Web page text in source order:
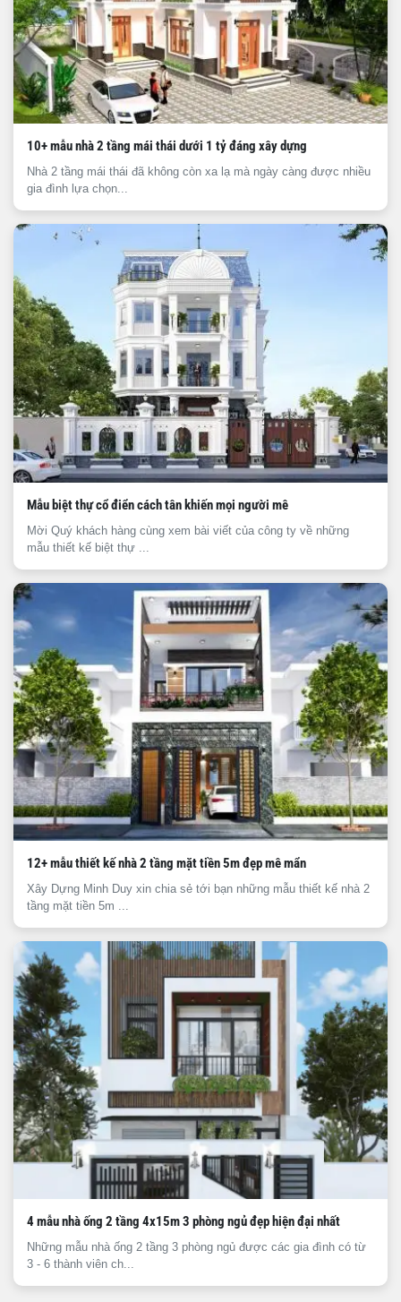
10+ mẫu nhà 2 tầng mái thái dưới 1 tỷ đáng xây dựng
Nhà 2 tầng mái thái đã không còn xa lạ mà ngày càng được nhiều
gia đình lựa chọn...
Mẫu biệt thự cổ điển cách tân khiến mọi người mê
Mời Quý khách hàng cùng xem bài viết của công ty về những
mẫu thiết kế biệt thự ...
12+ mẫu thiết kế nhà 2 tầng mặt tiền 5m đẹp mê mẩn
Xây Dựng Minh Duy xin chia sẻ tới bạn những mẫu thiết kế nhà 2
tầng mặt tiền 5m ...
4 mẫu nhà ống 2 tầng 4x15m 3 phòng ngủ đẹp hiện đại nhất
Những mẫu nhà ống 2 tầng 3 phòng ngủ được các gia đình có từ
3 - 6 thành viên ch...